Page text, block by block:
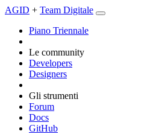
AGID + Team Digitale
Piano Triennale
Le community
Developers
Designers
Gli strumenti
Forum
Docs
GitHub